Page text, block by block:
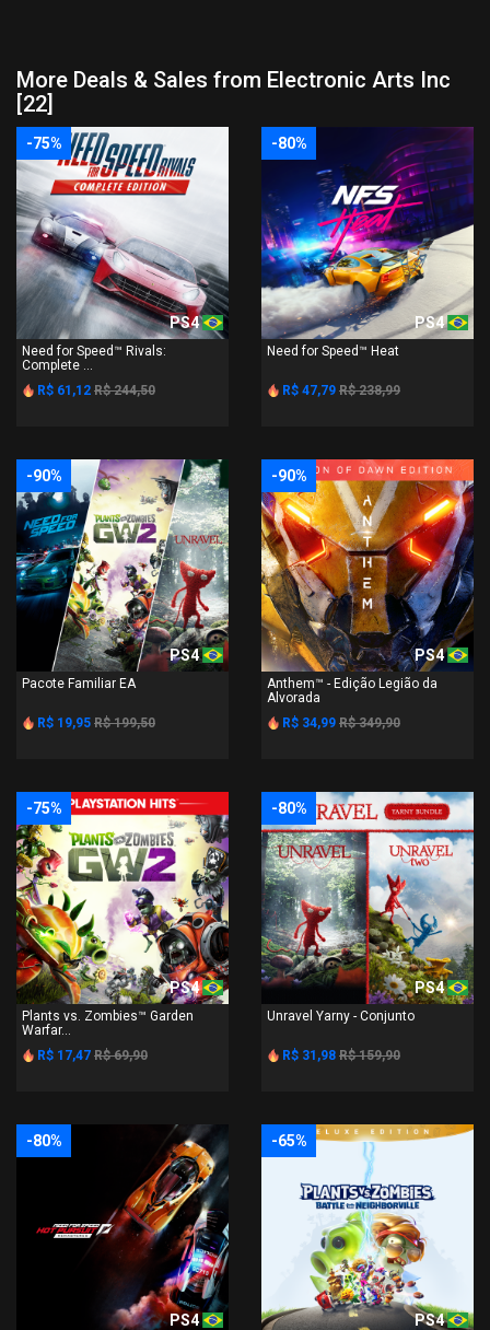
More Deals & Sales from Electronic Arts Inc
[22]
-75%
PS4
Need for Speed™ Rivals:
Complete ...
R$ 61,12 R$ 244,50
-80%
PS4
Need for Speed™ Heat
R$ 47,79 R$ 238,99
-90%
PS4
Pacote Familiar EA
R$ 19,95 R$ 199,50
-90%
PS4
Anthem™ - Edição Legião da
Alvorada
R$ 34,99 R$ 349,90
-75%
PS4
Plants vs. Zombies™ Garden
Warfar...
R$ 17,47 R$ 69,90
-80%
PS4
Unravel Yarny - Conjunto
R$ 31,98 R$ 159,90
-80%
PS4
-65%
PS4